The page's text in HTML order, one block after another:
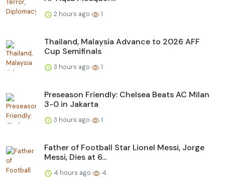
2 hours ago 1
Thailand, Malaysia Advance to 2026 AFF
Cup Semifinals
3 hours ago 1
Preseason Friendly: Chelsea Beats AC Milan
3-0 in Jakarta
3 hours ago 1
Father of Football Star Lionel Messi, Jorge
Messi, Dies at 6...
4 hours ago 4